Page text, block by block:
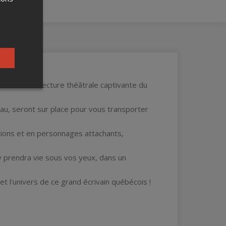
à une lecture théâtrale captivante du
seront sur place pour vous transporter
et en personnages attachants,
vie sous vos yeux, dans un
l'univers de ce grand écrivain québécois !